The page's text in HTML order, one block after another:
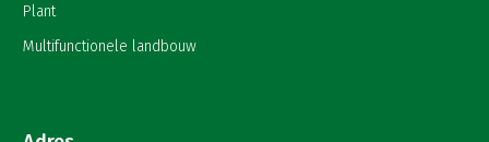
Plant
Multifunctionele landbouw